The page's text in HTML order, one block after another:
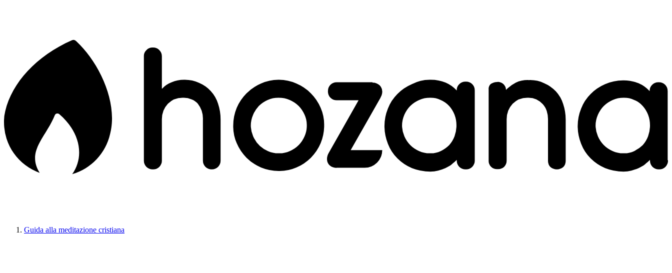
Guida alla meditazione cristiana